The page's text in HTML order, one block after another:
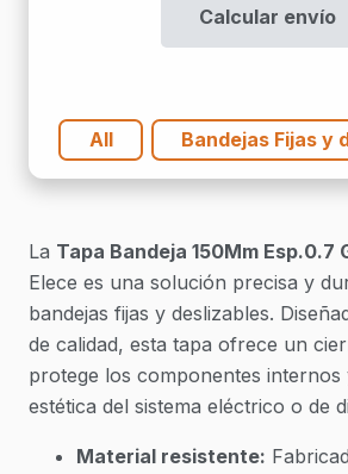
Calcular envío
All Bandejas Fijas y
La Tapa Bandeja 150Mm Esp.0.7
Elece es una solución precisa y
bandejas fijas y deslizables.
de calidad, esta tapa ofrece un
protege los componentes internos
estética del sistema eléctrico o de
Material resistente: